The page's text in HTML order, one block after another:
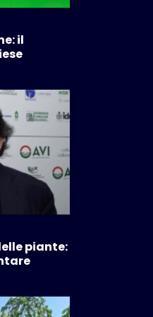
il
piante: